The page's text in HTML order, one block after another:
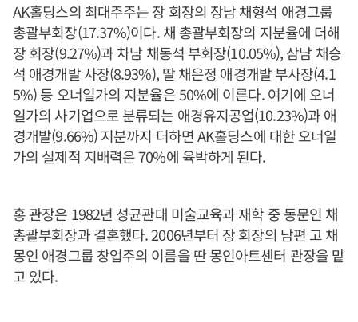
AK홀딩스의 최대주주는 장 회장의 장남 채형석 애경그룹
총괄부회장(17.37%)이다. 채 총괄부회장의 지분율에 더해
장 회장(9.27%)과 차남 채동석 부회장(10.05%), 삼남 채승
석 애경개발 사장(8.93%), 딸 채은정 애경개발 부사장(4.1
5%) 등 오너일가의 지분율은 50%에 이른다. 여기에 오너
일가의 사기업으로 분류되는 애경유지공업(10.23%)과 애
경개발(9.66%) 지분까지 더하면 AK홀딩스에 대한 오너일
가의 실제적 지배력은 70%에 육박하게 된다.
홍 관장은 1982년 성균관대 미술교육과 재학 중 동문인 채
총괄부회장과 결혼했다. 2006년부터 장 회장의 남편 고 채
몽인 애경그룹 창업주의 이름을 딴 몽인아트센터 관장을 맡
고 있다.